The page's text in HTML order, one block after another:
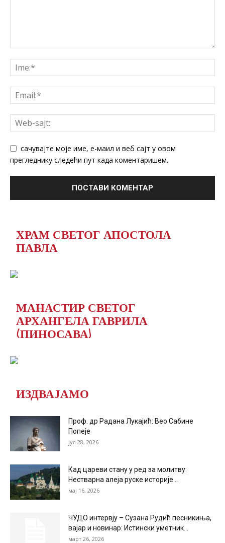
сачувајте моје име, е-маил и веб сајт у овом
прегледнику следећи пут када коментаришем.
ХРАМ СВЕТОГ АПОСТОЛА
ПАВЛА
МАНАСТИР СВЕТОГ
АРХАНГЕЛА ГАВРИЛА
(ПИНОСАВА)
ИЗДВАЈАМО
Проф. др Радана Лукајић: Вео Сабине
Попеје
јул 28, 2026
Кад цареви стану у ред за молитву:
Нестварна алеја руске историје...
мај 16, 2026
ЧУДО интервју – Сузана Рудић песникиња,
вајар и новинар: Истински уметник...
март 26, 2026